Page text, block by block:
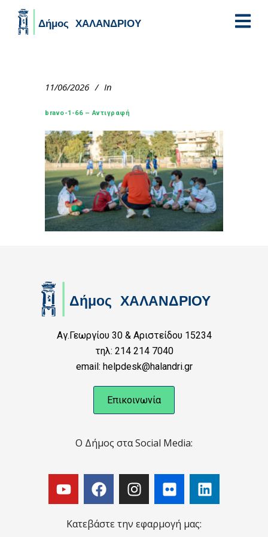
11/06/2026 In
bravo-1-66 – Αντιγραφή
Αγ.Γεωργίου 30 & Αριστείδου 15234
τηλ: 214 214 7040
email: helpdesk@halandri.gr
Επικοινωνία
Ο Δήμος στα Social Media:
Κατεβάστε την εφαρμογή μας: